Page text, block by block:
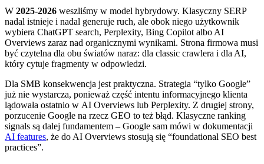
W 2025-2026 weszliśmy w model hybrydowy. Klasyczny SERP
nadal istnieje i nadal generuje ruch, ale obok niego użytkownik
wybiera ChatGPT search, Perplexity, Bing Copilot albo AI
Overviews zaraz nad organicznymi wynikami. Strona firmowa musi
być czytelna dla obu światów naraz: dla classic crawlera i dla AI,
który cytuje fragmenty w odpowiedzi.
Dla SMB konsekwencja jest praktyczna. Strategia “tylko Google”
już nie wystarcza, ponieważ część intentu informacyjnego klienta
lądowała ostatnio w AI Overviews lub Perplexity. Z drugiej strony,
porzucenie Google na rzecz GEO to też błąd. Klasyczne ranking
signals są dalej fundamentem – Google sam mówi w dokumentacji
AI features, że do AI Overviews stosują się “foundational SEO best
practices”.